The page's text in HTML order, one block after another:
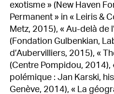
exotisme » (New Haven
Permanent » in « Leiris &
Metz, 2015), « Au-delà de
(Fondation Gulbenkian,
d’Aubervilliers, 2015), «
(Centre Pompidou, 2014),
polémique : Jan Karski,
Genève, 2014), « La